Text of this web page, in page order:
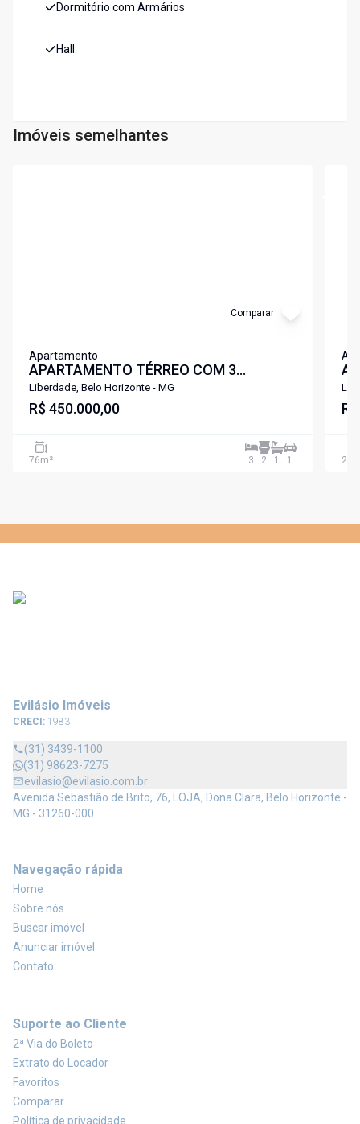
Dormitório com Armários
Hall
Imóveis semelhantes
Comparar
Apartamento
APARTAMENTO TÉRREO COM 3
QUARTOS, 1 VAGA NO BAIRRO JARAGUÁ
Liberdade, Belo Horizonte - MG
R$ 450.000,00
76m² 3 2 1 1 223
Evilásio Imóveis
CRECI: 1983
(31) 3439-1100
(31) 98623-7275
evilasio@evilasio.com.br
Avenida Sebastião de Brito, 76, LOJA, Dona Clara, Belo Horizonte -
MG - 31260-000
Navegação rápida
Home
Sobre nós
Buscar imóvel
Anunciar imóvel
Contato
Suporte ao Cliente
2ª Via do Boleto
Extrato do Locador
Favoritos
Comparar
Política de privacidade